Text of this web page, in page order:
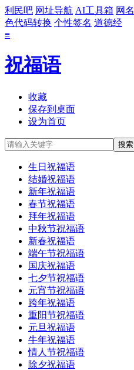
利民吧 网址导航 AI工具箱 网名
色代码转换 个性签名 道德经
≡
祝福语
收藏
保存到桌面
设为首页
生日祝福语
结婚祝福语
新年祝福语
春节祝福语
拜年祝福语
中秋节祝福语
新春祝福语
端午节祝福语
国庆祝福语
七夕节祝福语
元宵节祝福语
跨年祝福语
重阳节祝福语
元旦祝福语
牛年祝福语
情人节祝福语
除夕祝福语